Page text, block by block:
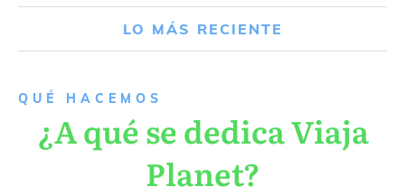
LO MÁS RECIENTE
QUÉ HACEMOS
¿A qué se dedica Viaja
Planet?